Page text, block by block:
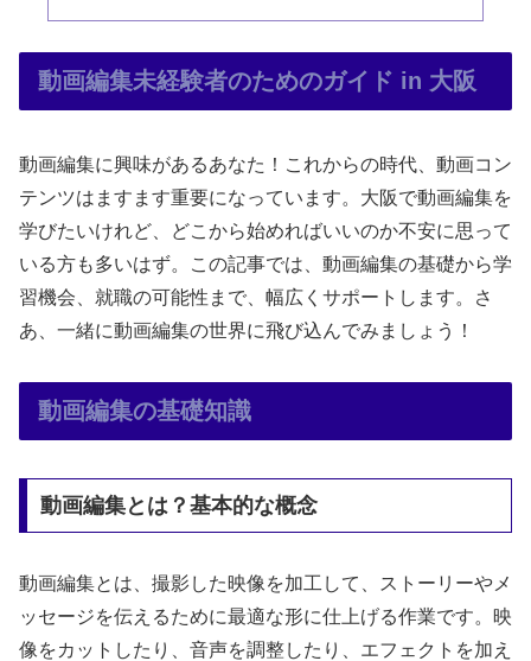
動画編集未経験者のためのガイド in 大阪
動画編集に興味があるあなた！これからの時代、動画コン
テンツはますます重要になっています。大阪で動画編集を
学びたいけれど、どこから始めればいいのか不安に思って
いる方も多いはず。この記事では、動画編集の基礎から学
習機会、就職の可能性まで、幅広くサポートします。さ
あ、一緒に動画編集の世界に飛び込んでみましょう！
動画編集の基礎知識
動画編集とは？基本的な概念
動画編集とは、撮影した映像を加工して、ストーリーやメ
ッセージを伝えるために最適な形に仕上げる作業です。映
像をカットしたり、音声を調整したり、エフェクトを加え